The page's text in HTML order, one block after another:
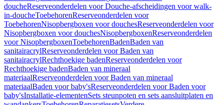
doucheReserveonderdelen voor Douche-afscheidingen voor walk-
in-doucheToebehorenReserveonderdelen voor
ToebehorenNisopbergboxen voor douchesReserveonderdelen voor
Nisopbergboxen voor douchesNisopbergboxenReserveonderdelen
voor NisopbergboxenToebehorenBadenBaden van
sanitairacrylReserveonderdelen voor Baden van
sanitairacrylRechthoekige badenReserveonderdelen voor
Rechthoekige badenBaden van mineraal
materiaalReserveonderdelen voor Baden van mineraal
materiaalBaden voor baby'sReserveonderdelen voor Baden voor
baby'sInstallatie-elementenSets steunpoten en sets aansluitplaten en